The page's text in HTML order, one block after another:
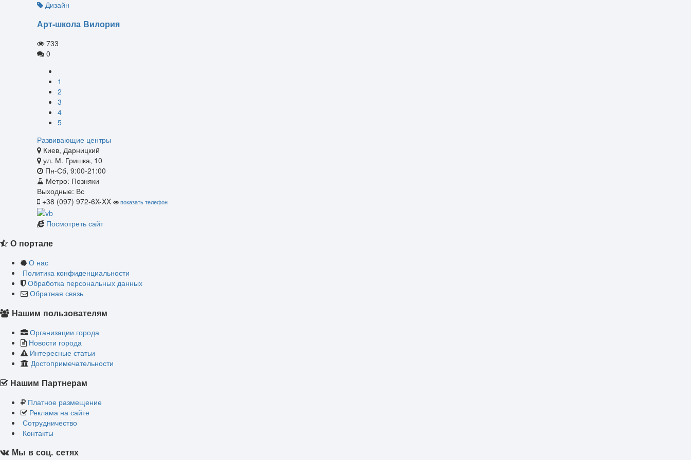
Дизайн
Арт-школа Вилория
733
0
1
2
3
4
5
Развивающие центры
Киев, Дарницкий
ул. М. Гришка, 10
Пн-Сб, 9:00-21:00
Метро: Позняки
Выходные: Вс
+38 (097) 972-6X-XX
показать телефон
Посмотреть сайт
О портале
О нас
Политика конфиденциальности
Обработка персональных данных
Обратная связь
Нашим пользователям
Организации города
Новости города
Интересные статьи
Достопримечательности
Нашим Партнерам
Платное размещение
Реклама на сайте
Сотрудничество
Контакты
Мы в соц. сетях